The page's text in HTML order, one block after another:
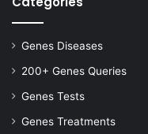
Genes Diseases
200+ Genes Queries
Genes Tests
Genes Treatments